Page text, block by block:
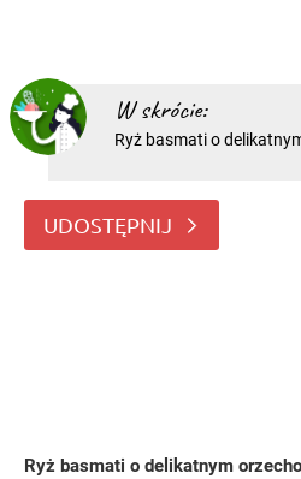
W skrócie:
Ryż basmati o
Pakistanie i Indiach.
UDOSTĘPNIJ
Ryż basmati o delikatnym